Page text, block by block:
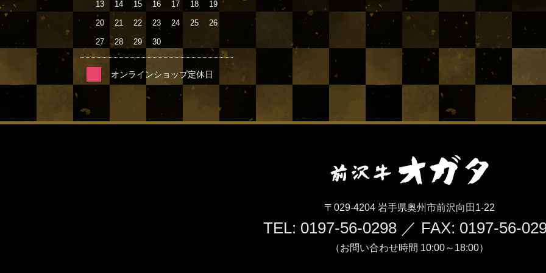
13 14 15 16 17 18 19
20 21 22 23 24 25 26
27 28 29 30
オンラインショップ定休日
〒029-4204 岩手県奥州市前沢向田1-22
TEL: 0197-56-0298 ／ FAX: 0197-56-
（お問い合わせ時間 10:00～18:00）